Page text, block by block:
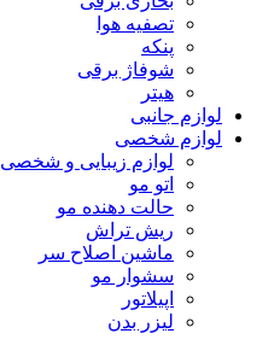
تصفیه هوا
پنکه
شوفاژ برقی
هیتر
لوازم جانبی
لوازم شخصی
لوازم زیبایی و شخصی
اتو مو
حالت دهنده مو
ریش تراش
ماشین اصلاح سر
سشوار مو
اپیلاتور
لیزر بدن